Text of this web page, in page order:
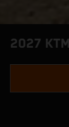
2027